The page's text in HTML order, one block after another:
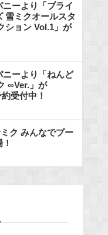
ーより「ブライ
雪ミクオールスタ
ション Vol.1」が
ーより「ねんど
∞Ver.」が
受付中！
ク みんなでプー